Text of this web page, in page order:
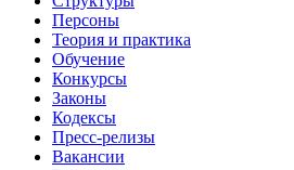
Персоны
Теория и практика
Обучение
Конкурсы
Законы
Кодексы
Пресс-релизы
Вакансии